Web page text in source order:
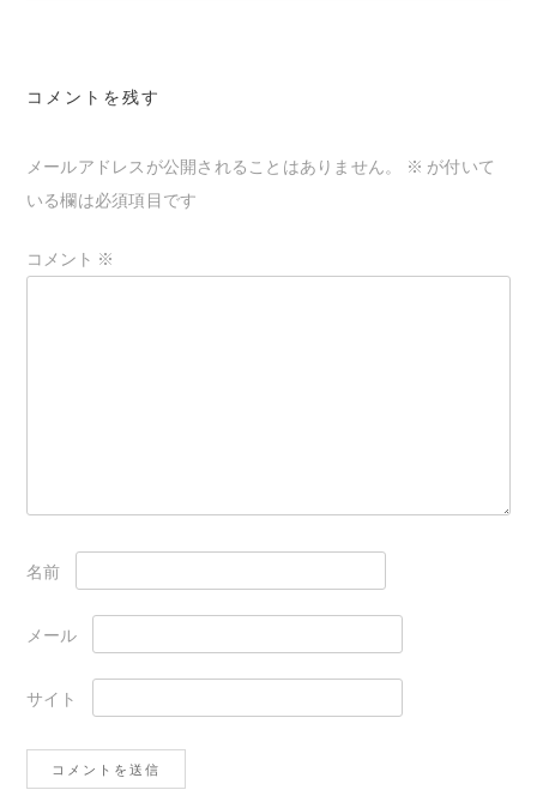
ゲ
シ
ン
コメントを残す
メールアドレスが公開されることはありません。 ※ が付いて
いる欄は必須項目です
コメント ※
名前
メール
サイト